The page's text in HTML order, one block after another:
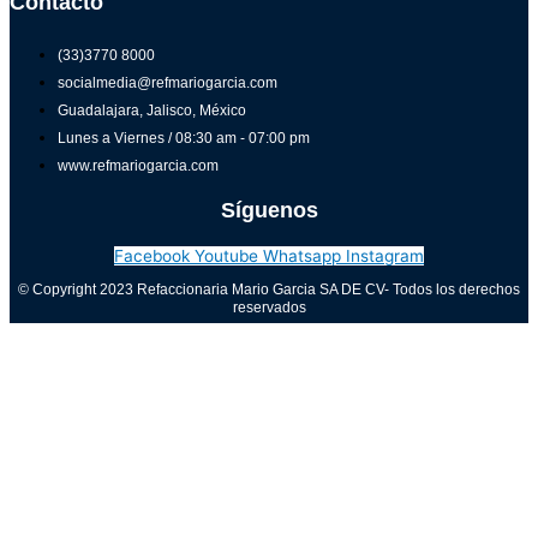
(33)3770 8000
socialmedia@refmariogarcia.com
Guadalajara, Jalisco, México
Lunes a Viernes / 08:30 am - 07:00 pm
www.refmariogarcia.com
Síguenos
Facebook Youtube Whatsapp Instagram
© Copyright 2023 Refaccionaria Mario Garcia SA DE CV- Todos los derechos
reservados